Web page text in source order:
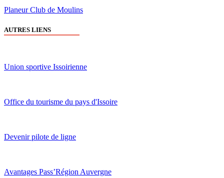
Planeur Club de Moulins
AUTRES LIENS
Union sportive Issoirienne
Office du tourisme du pays d'Issoire
Devenir pilote de ligne
Avantages Pass’Région Auvergne